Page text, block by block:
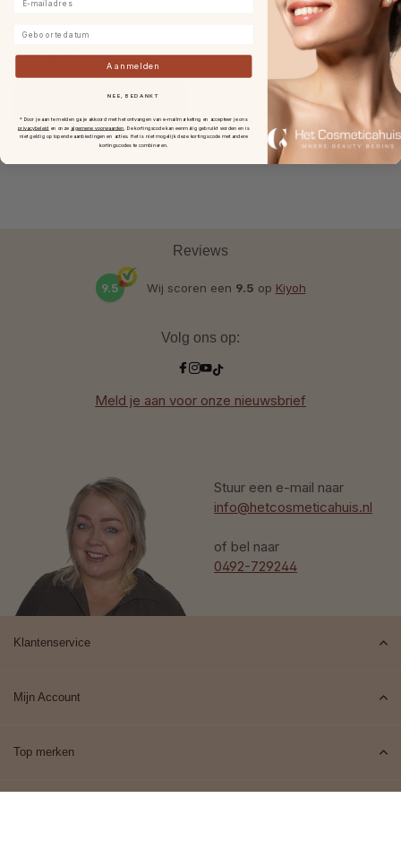
€ 495,00
Stuur een e-mail naar
info@hetcosmeticahuis.nl
of bel naar
0492-729244
Reviews
9.5 Wij scoren een 9.5 op Kiyoh
Volg ons op:
Meld je aan voor onze nieuwsbrief
Klantenservice
Mijn Account
Top merken
Aanmelden
NEE, BEDANKT
* Door je aan te melden ga je akkoord met het ontvangen van e-mailmarketing en accepteer je ons
privacybeleid en onze algemene voorwaarden .De kortingscode kan eenmalig gebruikt worden en is
niet geldig op lopende aanbiedingen en acties. Het is niet mogelijk deze kortingscode met andere
kortingscodes te combineren.